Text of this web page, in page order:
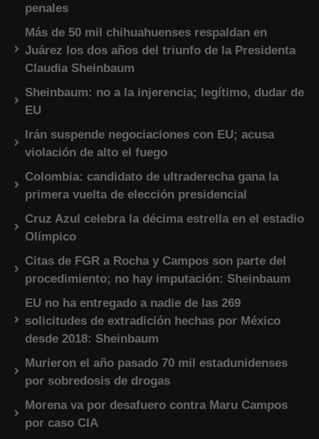
penales
Más de 50 mil chihuahuenses respaldan en
Juárez los dos años del triunfo de la Presidenta
Claudia Sheinbaum
Sheinbaum: no a la injerencia; legítimo, dudar de
EU
Irán suspende negociaciones con EU; acusa
violación de alto el fuego
Colombia: candidato de ultraderecha gana la
primera vuelta de elección presidencial
Cruz Azul celebra la décima estrella en el estadio
Olímpico
Citas de FGR a Rocha y Campos son parte del
procedimiento; no hay imputación: Sheinbaum
EU no ha entregado a nadie de las 269
solicitudes de extradición hechas por México
desde 2018: Sheinbaum
Murieron el año pasado 70 mil estadunidenses
por sobredosis de drogas
Morena va por desafuero contra Maru Campos
por caso CIA